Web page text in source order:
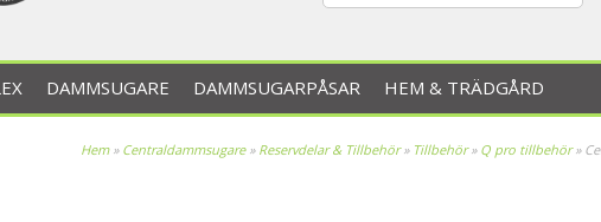
DAMMSUGARE DAMMSUGARPÅSAR HEM & TRÄDGÅRD
Hem» Centraldammsugare» Reservdelar & Tillbehör» Tillbehör» Q pro tillbehör»